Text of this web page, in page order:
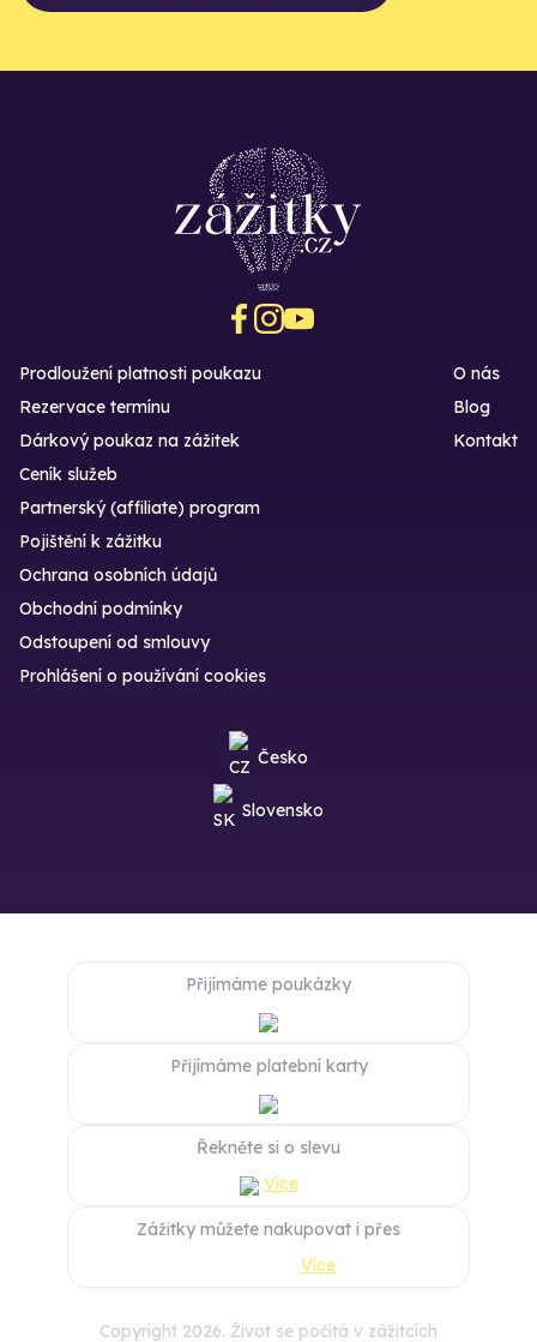
Prodloužení platnosti poukazu
Rezervace termínu
Dárkový poukaz na zážitek
O nás
Blog
Kontakt
Ceník služeb
Partnerský (affiliate) program
Pojištění k zážitku
Ochrana osobních údajů
Obchodní podmínky
Odstoupení od smlouvy
Prohlášení o používání cookies
Česko
Slovensko
Přijímáme poukázky
Přijímáme platební karty
Řekněte si o slevu
Více
Zážitky můžete nakupovat i přes
Více
Copyright 2026. Život se počítá v zážitcích